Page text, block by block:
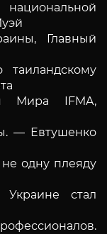
Главный
Мира IFMA,
— Евтушенко
одну плеяду
стал